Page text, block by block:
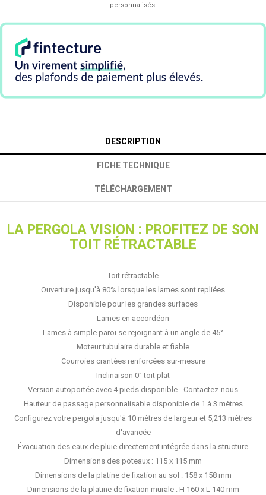
personnalisés.
DESCRIPTION
FICHE TECHNIQUE
TÉLÉCHARGEMENT
LA PERGOLA VISION : PROFITEZ DE SON
TOIT RÉTRACTABLE
Toit rétractable
Ouverture jusqu'à 80% lorsque les lames sont repliées
Disponible pour les grandes surfaces
Lames en accordéon
Lames à simple paroi se rejoignant à un angle de 45°
Moteur tubulaire durable et fiable
Courroies crantées renforcées sur-mesure
Inclinaison 0° toit plat
Version autoportée avec 4 pieds disponible - Contactez-nous
Hauteur de passage personnalisable disponible de 1 à 3 mètres
Configurez votre pergola jusqu'à 10 mètres de largeur et 5,213 mètres
d'avancée
Évacuation des eaux de pluie directement intégrée dans la structure
Dimensions des poteaux : 115 x 115 mm
Dimensions de la platine de fixation au sol : 158 x 158 mm
Dimensions de la platine de fixation murale : H 160 x L 140 mm